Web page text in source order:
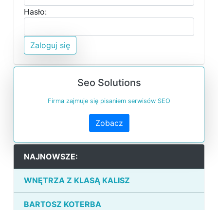
Hasło:
Zaloguj się
Seo Solutions
Firma zajmuje się pisaniem serwisów SEO
Zobacz
NAJNOWSZE:
WNĘTRZA Z KLASĄ KALISZ
BARTOSZ KOTERBA